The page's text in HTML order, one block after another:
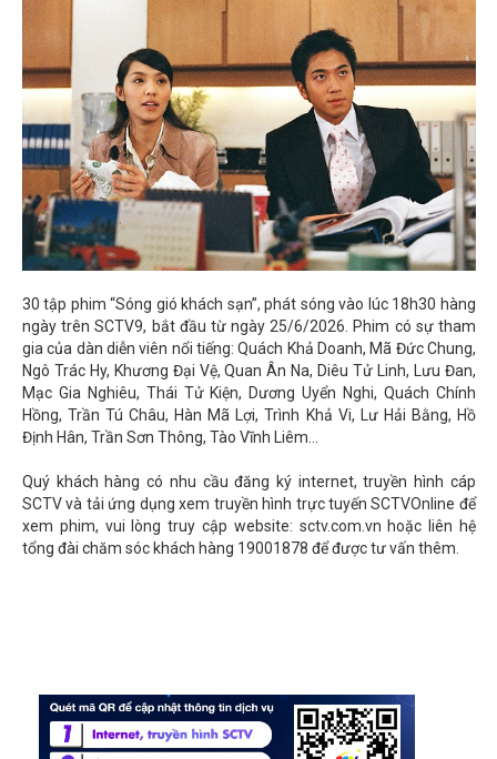
30 tập phim “Sóng gió khách sạn”, phát sóng vào lúc 18h30 hàng
ngày trên SCTV9, bắt đầu từ ngày 25/6/2026. Phim có sự tham
gia của dàn diễn viên nổi tiếng: Quách Khả Doanh, Mã Đức Chung,
Ngô Trác Hy, Khương Đại Vệ, Quan Ân Na, Diêu Tử Linh, Lưu Đan,
Mạc Gia Nghiêu, Thái Tử Kiện, Dương Uyển Nghi, Quách Chính
Hồng, Trần Tú Châu, Hàn Mã Lợi, Trình Khả Vi, Lư Hải Bằng, Hồ
Định Hân, Trần Sơn Thông, Tào Vĩnh Liêm...
Quý khách hàng có nhu cầu đăng ký internet, truyền hình cáp
SCTV và tải ứng dụng xem truyền hình trực tuyến SCTVOnline để
xem phim, vui lòng truy cập website: sctv.com.vn hoặc liên hệ
tổng đài chăm sóc khách hàng 19001878 để được tư vấn thêm.